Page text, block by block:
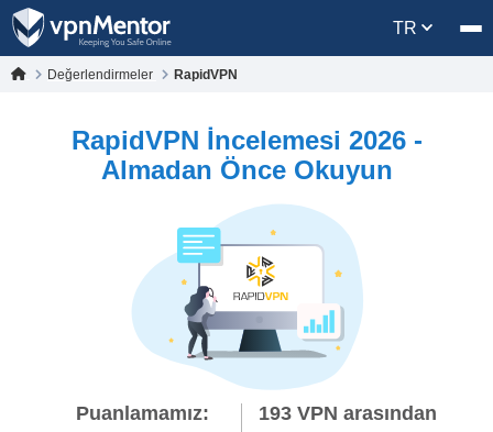
TR
Değerlendirmeler RapidVPN
RapidVPN İncelemesi 2026 -
Almadan Önce Okuyun
Puanlamamız: 193VPN arasından